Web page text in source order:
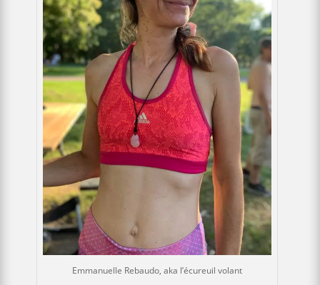
Emmanuelle Rebaudo, aka l’écureuil volant